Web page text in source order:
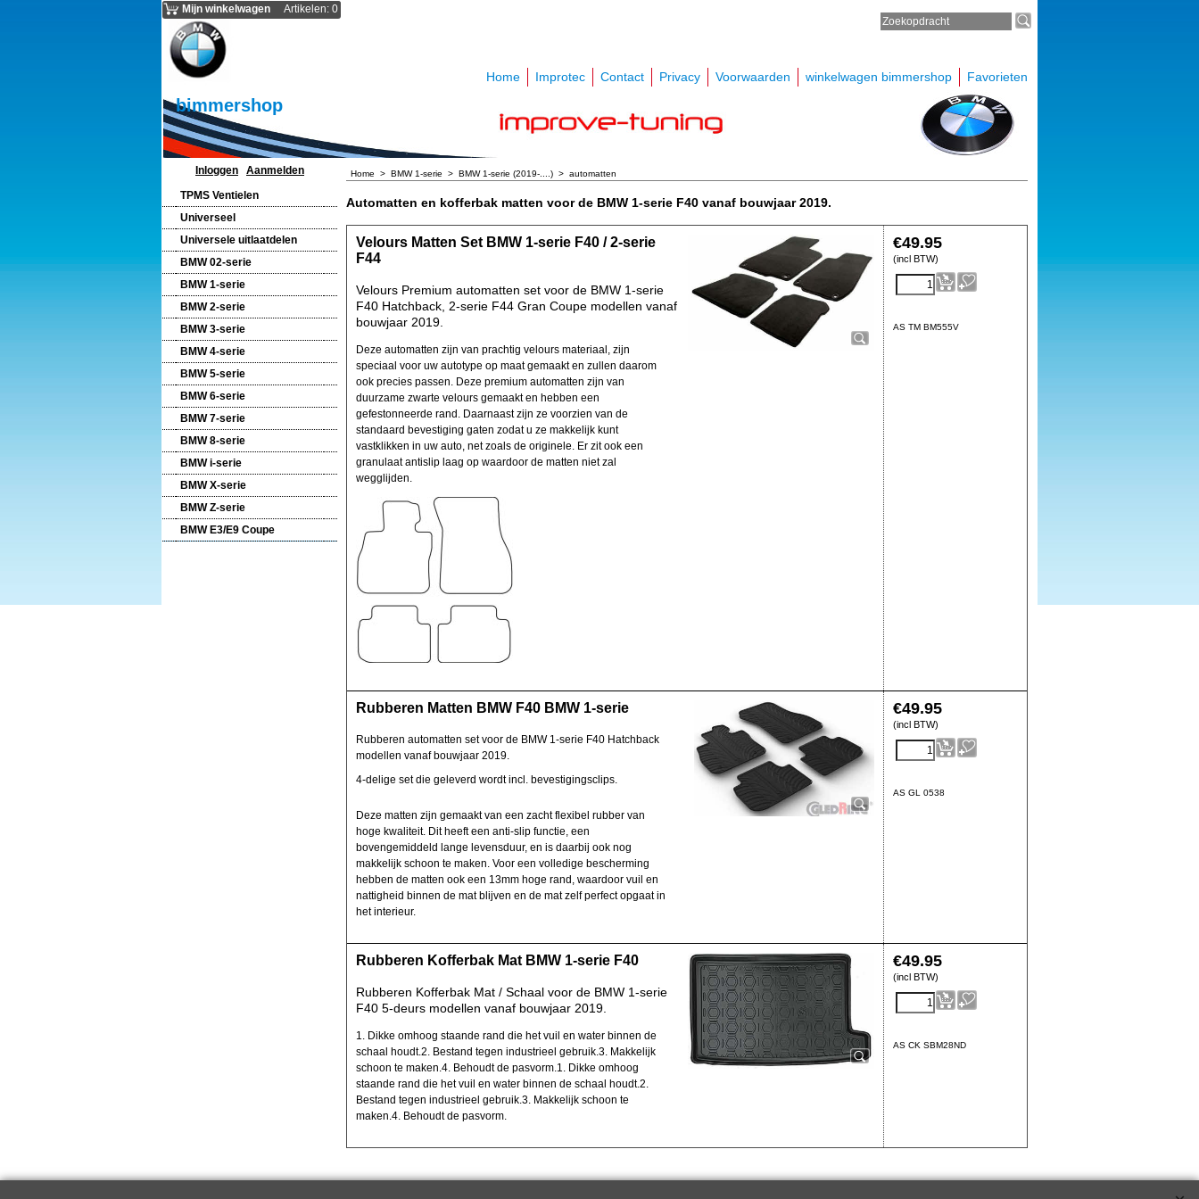
bimmershop
Mijn winkelwagen Artikelen: 0
Home Improtec Contact Privacy Voorwaarden winkelwagen bimmershop Favorieten
Inloggen
Aanmelden
TPMS Ventielen
Universeel
Universele uitlaatdelen
BMW 02-serie
BMW 1-serie
BMW 2-serie
BMW 3-serie
BMW 4-serie
BMW 5-serie
BMW 6-serie
BMW 7-serie
BMW 8-serie
BMW i-serie
BMW X-serie
BMW Z-serie
BMW E3/E9 Coupe
Home > BMW 1-serie > BMW 1-serie (2019-....) > automatten
Automatten en kofferbak matten voor de BMW 1-serie F40 vanaf bouwjaar 2019.
€49.95
(incl BTW)
AS TM BM555V
Velours Matten Set BMW 1-serie F40 / 2-serie
F44
Velours Premium automatten set voor de BMW 1-serie
F40 Hatchback, 2-serie F44 Gran Coupe modellen vanaf
bouwjaar 2019.
Deze automatten zijn van prachtig velours materiaal, zijn
speciaal voor uw autotype op maat gemaakt en zullen daarom
ook precies passen. Deze premium automatten zijn van
duurzame zwarte velours gemaakt en hebben een
gefestonneerde rand. Daarnaast zijn ze voorzien van de
standaard bevestiging gaten zodat u ze makkelijk kunt
vastklikken in uw auto, net zoals de originele. Er zit ook een
granulaat antislip laag op waardoor de matten niet zal
wegglijden.
€49.95
(incl BTW)
AS GL 0538
Rubberen Matten BMW F40 BMW 1-serie
Rubberen automatten set voor de BMW 1-serie F40 Hatchback
modellen vanaf bouwjaar 2019.
4-delige set die geleverd wordt incl. bevestigingsclips.
Deze matten zijn gemaakt van een zacht flexibel rubber van
hoge kwaliteit. Dit heeft een anti-slip functie, een
bovengemiddeld lange levensduur, en is daarbij ook nog
makkelijk schoon te maken. Voor een volledige bescherming
hebben de matten ook een 13mm hoge rand, waardoor vuil en
nattigheid binnen de mat blijven en de mat zelf perfect opgaat in
het interieur.
€49.95
(incl BTW)
AS CK SBM28ND
Rubberen Kofferbak Mat BMW 1-serie F40
Rubberen Kofferbak Mat / Schaal voor de BMW 1-serie
F40 5-deurs modellen vanaf bouwjaar 2019.
1. Dikke omhoog staande rand die het vuil en water binnen de
schaal houdt.2. Bestand tegen industrieel gebruik.3. Makkelijk
schoon te maken.4. Behoudt de pasvorm.1. Dikke omhoog
staande rand die het vuil en water binnen de schaal houdt.2.
Bestand tegen industrieel gebruik.3. Makkelijk schoon te
maken.4. Behoudt de pasvorm.